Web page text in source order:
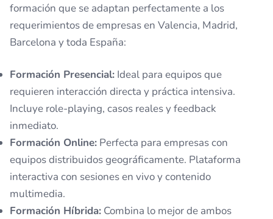
formación que se adaptan perfectamente a los
requerimientos de empresas en Valencia, Madrid,
Barcelona y toda España:
Formación Presencial: Ideal para equipos que
requieren interacción directa y práctica intensiva.
Incluye role-playing, casos reales y feedback
inmediato.
Formación Online: Perfecta para empresas con
equipos distribuidos geográficamente. Plataforma
interactiva con sesiones en vivo y contenido
multimedia.
Formación Híbrida: Combina lo mejor de ambos